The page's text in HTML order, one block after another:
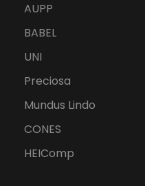
AUPP
BABEL
UNI
Preciosa
Mundus Lindo
CONES
HEIComp